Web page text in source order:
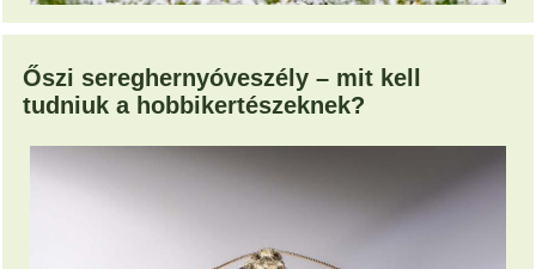
Őszi sereghernyóveszély – mit kell
tudniuk a hobbikertészeknek?